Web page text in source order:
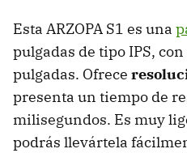
Esta ARZOPA S1 es una
pulgadas de tipo IPS,
pulgadas. Ofrece
presenta un tiempo de
milisegundos. Es muy
podrás llevártela